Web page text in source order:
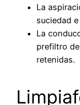
La
suciedad
La
prefiltro
retenidas.